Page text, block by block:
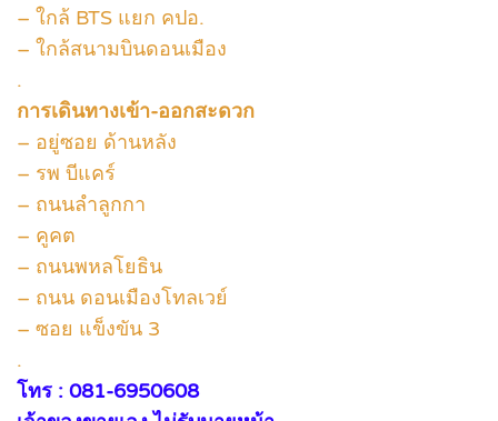
– ใกล้ BTS แยก คปอ.
– ใกล้สนามบินดอนเมือง
.
การเดินทางเข้า-ออกสะดวก
– อยู่ซอย ด้านหลัง
– รพ บีแคร์
– ถนนลำลูกกา
– คูคต
– ถนนพหลโยธิน
– ถนน ดอนเมืองโทลเวย์
– ซอย แข็งขัน 3
.
โทร : 081-6950608